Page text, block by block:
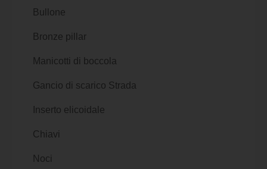
Bullone
Bronze pillar
Manicotti di boccola
Gancio di scarico Strada
Inserto elicoidale
Chiavi
Noci